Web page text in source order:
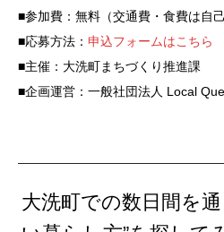
■参加費：無料（交通費・食費は自己
■応募方法： 申込フォームはこちら
■主催：大洗町まちづくり推進課
■企画運営：一般社団法人 Local
大洗町での数日間を